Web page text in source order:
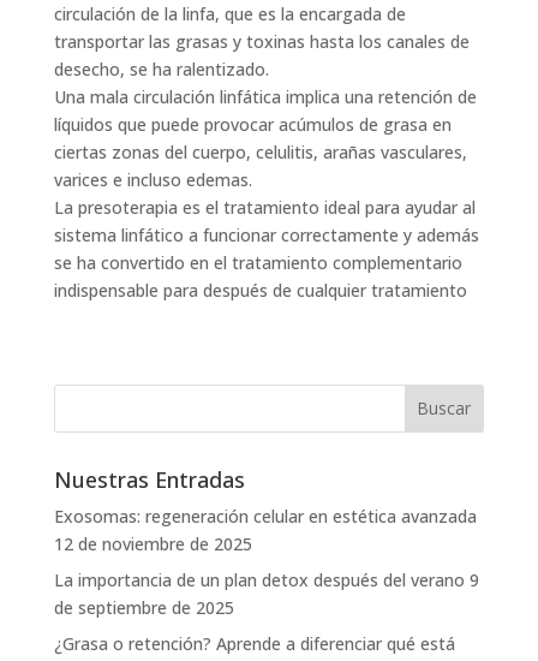
circulación de la linfa, que es la encargada de
transportar las grasas y toxinas hasta los canales de
desecho, se ha ralentizado.
Una mala circulación linfática implica una retención de
líquidos que puede provocar acúmulos de grasa en
ciertas zonas del cuerpo, celulitis, arañas vasculares,
varices e incluso edemas.
La presoterapia es el tratamiento ideal para ayudar al
sistema linfático a funcionar correctamente y además
se ha convertido en el tratamiento complementario
indispensable para después de cualquier tratamiento
Nuestras Entradas
Exosomas: regeneración celular en estética avanzada
12 de noviembre de 2025
La importancia de un plan detox después del verano 9
de septiembre de 2025
¿Grasa o retención? Aprende a diferenciar qué está